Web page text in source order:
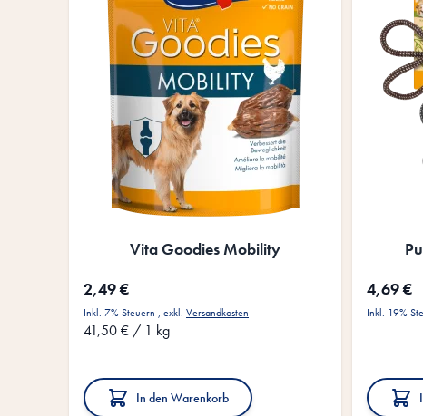
Vita Goodies Mobility
2,49 €
Inkl. 7% Steuern , exkl. Versandkosten
41,50 € / 1 kg
In den Warenkorb
4,69 €
Inkl. 19%